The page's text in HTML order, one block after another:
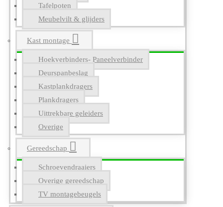
Tafelpoten
Meubelvilt & glijders
Kast montage
Hoekverbinders- Paneelverbinder
Deurspanbeslag
Kastplankdragers
Plankdragers
Uittrekbare geleiders
Overige
Gereedschap
Schroevendraaiers
Overige gereedschap
TV montagebeugels